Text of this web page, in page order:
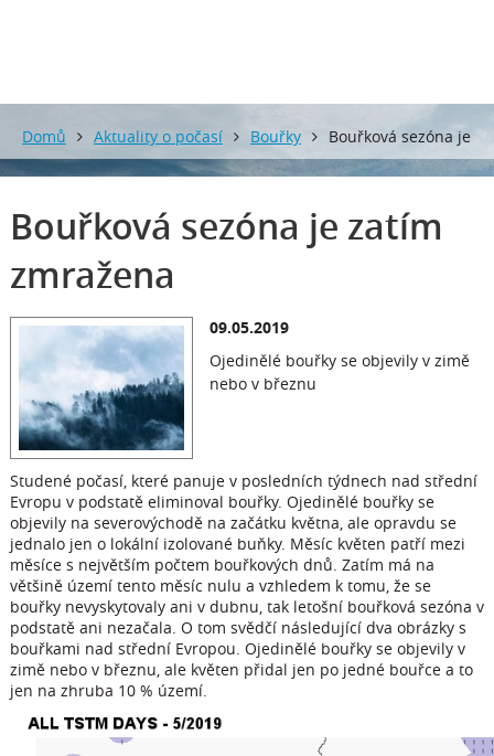
Domů Aktuality o počasí Bouřky Bouřková sezóna je
zatím zmražena
Bouřková sezóna je zatím
zmražena
09.05.2019
Ojedinělé bouřky se objevily v zimě
nebo v březnu
Studené počasí, které panuje v posledních týdnech nad střední
Evropu v podstatě eliminoval bouřky. Ojedinělé bouřky se
objevily na severovýchodě na začátku května, ale opravdu se
jednalo jen o lokální izolované buňky. Měsíc květen patří mezi
měsíce s největším počtem bouřkových dnů. Zatím má na
většině území tento měsíc nulu a vzhledem k tomu, že se
bouřky nevyskytovaly ani v dubnu, tak letošní bouřková sezóna v
podstatě ani nezačala. O tom svědčí následující dva obrázky s
bouřkami nad střední Evropou. Ojedinělé bouřky se objevily v
zimě nebo v březnu, ale květen přidal jen po jedné bouřce a to
jen na zhruba 10 % území.